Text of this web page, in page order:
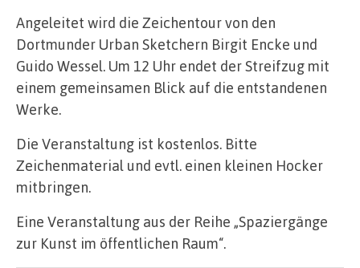
Angeleitet wird die Zeichentour von den
Dortmunder Urban Sketchern Birgit Encke und
Guido Wessel. Um 12 Uhr endet der Streifzug mit
einem gemeinsamen Blick auf die entstandenen
Werke.
Die Veranstaltung ist kostenlos. Bitte
Zeichenmaterial und evtl. einen kleinen Hocker
mitbringen.
Eine Veranstaltung aus der Reihe „Spaziergänge
zur Kunst im öffentlichen Raum“.